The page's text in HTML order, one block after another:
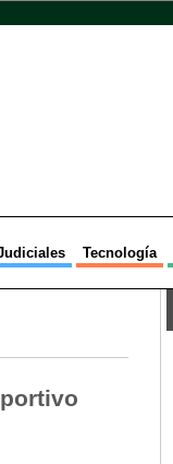
Tecnología